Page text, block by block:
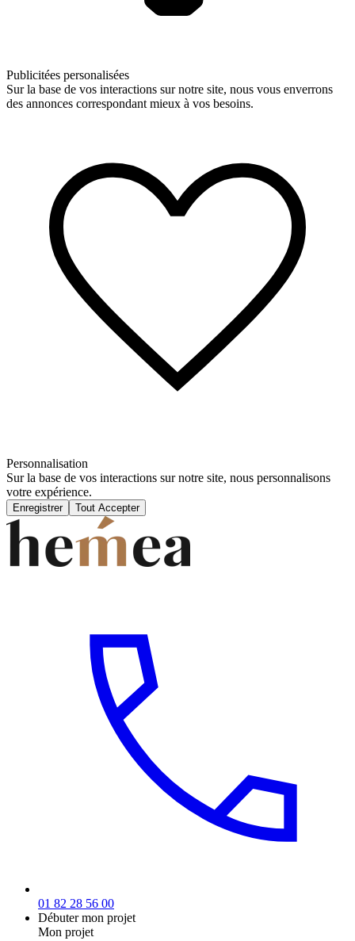
Publicitées personalisées
Sur la base de vos interactions sur notre site, nous vous enverrons
des annonces correspondant mieux à vos besoins.
Personnalisation
Sur la base de vos interactions sur notre site, nous personnalisons
votre expérience.
Enregistrer Tout Accepter
01 82 28 56 00
Débuter mon projet
Mon projet